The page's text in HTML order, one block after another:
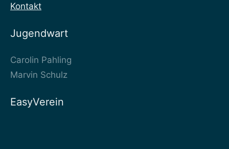
Kontakt
Jugendwart
Carolin Pahling
Marvin Schulz
EasyVerein